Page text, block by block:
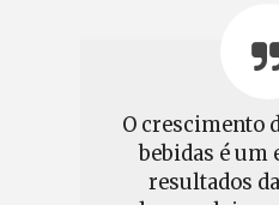
O crescimento
bebidas é um
resultados